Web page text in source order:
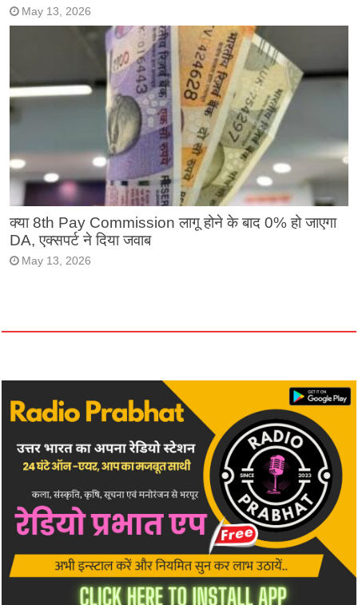
May 13, 2026
क्या 8th Pay Commission लागू होने के बाद 0% हो जाएगा
DA, एक्सपर्ट ने दिया जवाब
May 13, 2026